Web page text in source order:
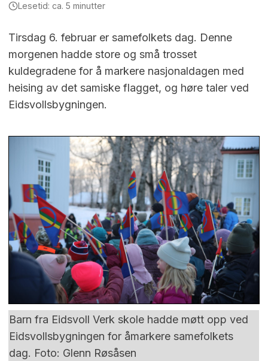
Lesetid: ca. 5 minutter
Tirsdag 6. februar er samefolkets dag. Denne
morgenen hadde store og små trosset
kuldegradene for å markere nasjonaldagen med
heising av det samiske flagget, og høre taler ved
Eidsvollsbygningen.
Barn fra Eidsvoll Verk skole hadde møtt opp ved
Eidsvollsbygningen for åmarkere samefolkets
dag. Foto: Glenn Røsåsen